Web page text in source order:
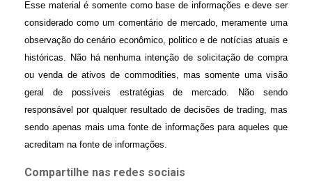
Esse material é somente como base de informações e deve ser
considerado como um comentário de mercado, meramente uma
observação do cenário econômico, politico e de notícias atuais e
históricas. Não há nenhuma intenção de solicitação de compra
ou venda de ativos de commodities, mas somente uma visão
geral de possíveis estratégias de mercado. Não sendo
responsável por qualquer resultado de decisões de trading, mas
sendo apenas mais uma fonte de informações para aqueles que
acreditam na fonte de informações.
Compartilhe nas redes sociais